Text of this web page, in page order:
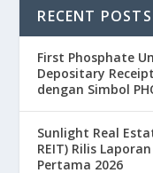
RECENT POSTS
First Phosphate
Depositary
dengan Simbol
Sunlight Real
REIT) Rilis
Pertama 2026